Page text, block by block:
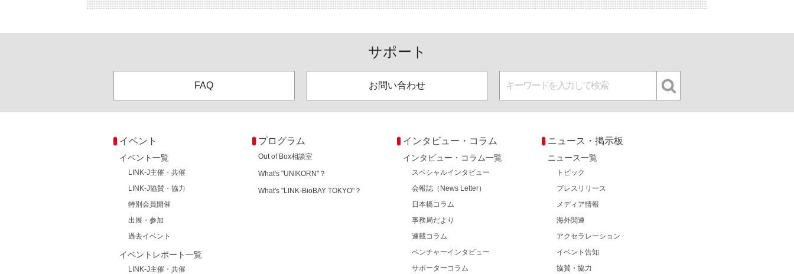
サポート
FAQ お問い合わせ
イベント
イベント一覧
LINK-J主催・共催
LINK-J協賛・協力
特別会員開催
出展・参加
過去イベント
イベントレポート一覧
LINK-J主催・共催
プログラム
Out of Box相談室
What's "UNIKORN"？
What's "LINK-BioBAY TOKYO"？
インタビュー・コラム
インタビュー・コラム一覧
スペシャルインタビュー
会報誌（News Letter）
日本橋コラム
事務局だより
連載コラム
ベンチャーインタビュー
サポーターコラム
ニュース・掲示板
ニュース一覧
トピック
プレスリリース
メディア情報
海外関連
アクセラレーション
イベント告知
協賛・協力